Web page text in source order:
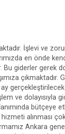
İşlevi ve
en önde
giderler gerek
çıkmaktadır.
ve dolayısıyla
bütçeye
hizmeti alınması
Ankara